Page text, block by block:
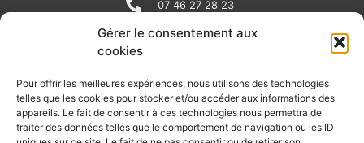
Gérer le consentement aux
cookies
Pour offrir les meilleures expériences, nous utilisons des technologies
telles que les cookies pour stocker et/ou accéder aux informations des
appareils. Le fait de consentir à ces technologies nous permettra de
traiter des données telles que le comportement de navigation ou les ID
07 46 27 28 23
N
e
w
s
i
n
k
o
u
t
RECEVOIR L'ACTU DE LA FILIÈRE